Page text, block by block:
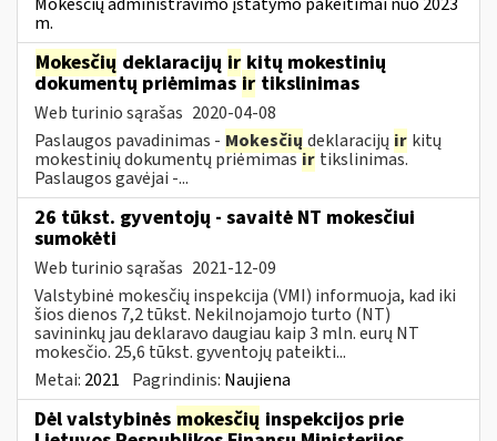
m.
Mokesčių deklaracijų ir kitų mokestinių
dokumentų priėmimasir tikslinimas
Web turinio sąrašas 2020-04-08
Paslaugos pavadinimas - Mokesčių deklaracijų ir kitų
mokestinių dokumentų priėmimasir tikslinimas.
Paslaugos gavėjai -...
26 tūkst. gyventojų - savaitė NT mokesčiui
sumokėti
Web turinio sąrašas 2021-12-09
Valstybinė mokesčių inspekcija (VMI) informuoja, kad iki
šios dienos 7,2 tūkst. Nekilnojamojo turto (NT)
savininkų jau deklaravo daugiau kaip 3 mln. eurų NT
mokesčio. 25,6 tūkst. gyventojų pateikti...
Metai: 2021 Pagrindinis: Naujiena
Dėl valstybinės mokesčių inspekcijos prie